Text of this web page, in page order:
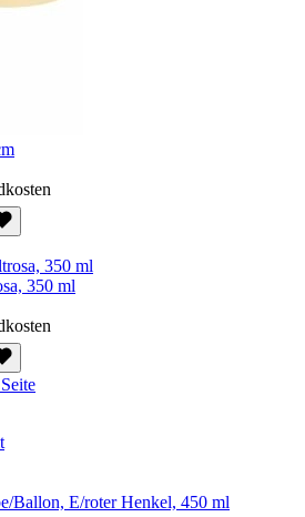
350 ml
Ballon, E/roter Henkel, 450 ml